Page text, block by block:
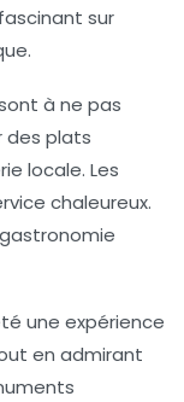
sur
à ne pas
des plats
locale. Les
chaleureux.
une expérience
en admirant